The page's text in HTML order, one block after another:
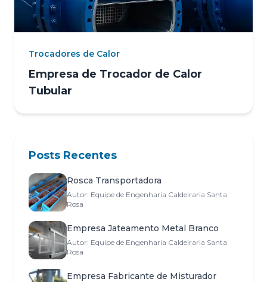
Trocadores de Calor
Empresa de Trocador de Calor
Tubular
Posts Recentes
Rosca Transportadora
Autor: Equipe de Engenharia Caldeiraria Santa
Rosa
Empresa Jateamento Metal Branco
Autor: Equipe de Engenharia Caldeiraria Santa
Rosa
Empresa Fabricante de Misturador